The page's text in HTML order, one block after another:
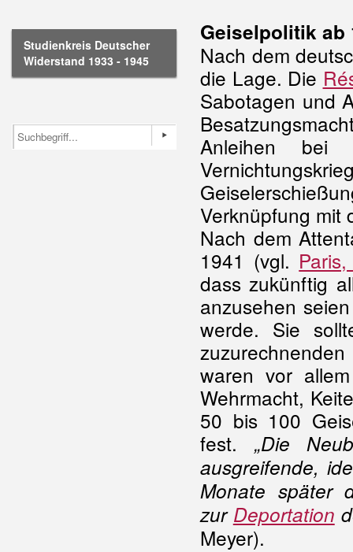
Studienkreis Deutscher
Widerstand 1933 - 1945
Geiselpolitik ab
Nach dem
die Lage. Die
Sabotagen und
Anleihen
Verknüpfung mit
Nach dem
1941 (vgl.
dass zukünftig
anzusehen
werde. Sie
waren vor
Wehrmacht,
50 bis 100
fest. „Die
ausgreifende,
Monate später
zur Deportation
Meyer).